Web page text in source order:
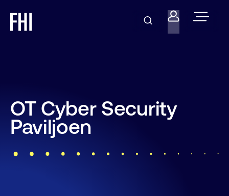
OT Cyber Security
Paviljoen